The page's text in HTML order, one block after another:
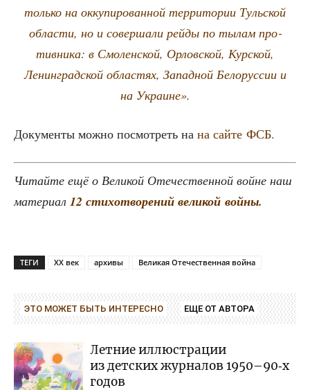
толь­ко на окку­пи­ро­ван­ной тер­ри­то­рии Туль­ской
обла­сти, но и совер­ша­ли рей­ды по тылам про­
тив­ни­ка: в Смо­лен­ской, Орлов­ской, Кур­ской,
Ленин­град­ской обла­стях, Запад­ной Бело­рус­сии и
на Украине».
Доку­мен­ты мож­но посмот­реть на на сай­те ФСБ.
Читай­те ещё о Вели­кой Оте­че­ствен­ной войне наш
мате­ри­ал 12 сти­хо­тво­ре­ний вели­кой войны.
ТЕГИ XX век архивы Великая Отечественная война
ЭТО МОЖЕТ БЫТЬ ИНТЕРЕСНО ЕЩЕ ОТ АВТОРА
Летние иллюстрации
из детских журналов 1950–90‑х
годов